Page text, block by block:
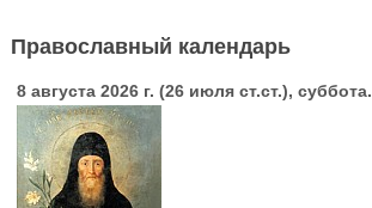
Православный календарь
8 августа 2026 г. (26 июля ст.ст.), суббота.